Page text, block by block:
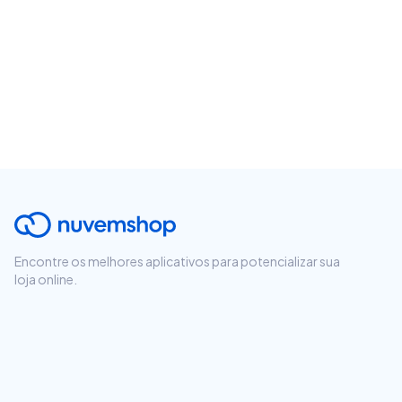
Encontre os melhores aplicativos para potencializar sua
loja online.